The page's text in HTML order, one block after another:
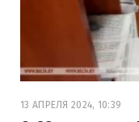
13 АПРЕЛЯ 2024, 10:39